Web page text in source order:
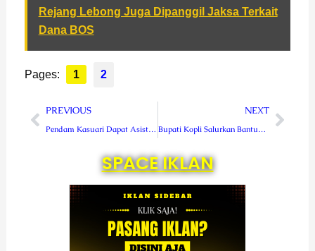
Rejang Lebong Juga Dipanggil Jaksa Terkait
Dana BOS
Pages: 1 2
Prev
PREVIOUS
Pendam Kasuari Dapat Asistensi Penerangan dari Tim Dispenad
NEXTNext
SPACE IKLAN